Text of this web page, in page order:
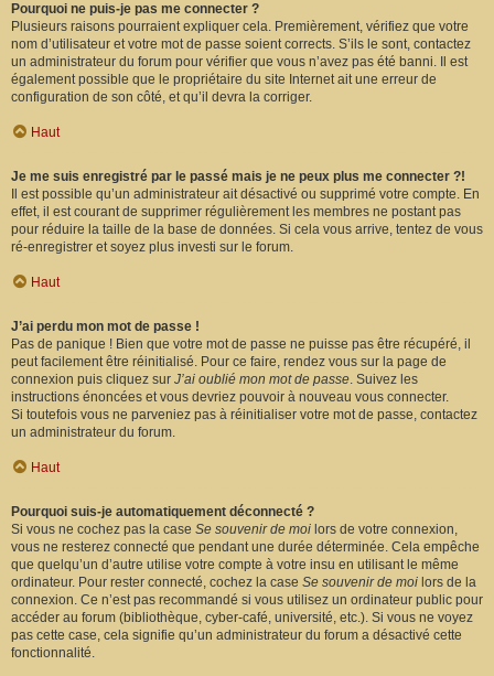
Pourquoi ne puis-je pas me connecter ?
Plusieurs raisons pourraient expliquer cela. Premièrement, vérifiez que votre
nom d’utilisateur et votre mot de passe soient corrects. S’ils le sont, contactez
un administrateur du forum pour vérifier que vous n’avez pas été banni. Il est
également possible que le propriétaire du site Internet ait une erreur de
configuration de son côté, et qu’il devra la corriger.
Haut
Je me suis enregistré par le passé mais je ne peux plus me connecter ?!
Il est possible qu’un administrateur ait désactivé ou supprimé votre compte. En
effet, il est courant de supprimer régulièrement les membres ne postant pas
pour réduire la taille de la base de données. Si cela vous arrive, tentez de vous
ré-enregistrer et soyez plus investi sur le forum.
Haut
J’ai perdu mon mot de passe !
Pas de panique ! Bien que votre mot de passe ne puisse pas être récupéré, il
peut facilement être réinitialisé. Pour ce faire, rendez vous sur la page de
connexion puis cliquez sur J’ai oublié mon mot de passe. Suivez les
instructions énoncées et vous devriez pouvoir à nouveau vous connecter.
Si toutefois vous ne parveniez pas à réinitialiser votre mot de passe, contactez
un administrateur du forum.
Haut
Pourquoi suis-je automatiquement déconnecté ?
Si vous ne cochez pas la case Se souvenir de moi lors de votre connexion,
vous ne resterez connecté que pendant une durée déterminée. Cela empêche
que quelqu’un d’autre utilise votre compte à votre insu en utilisant le même
ordinateur. Pour rester connecté, cochez la case Se souvenir de moi lors de la
connexion. Ce n’est pas recommandé si vous utilisez un ordinateur public pour
accéder au forum (bibliothèque, cyber-café, université, etc.). Si vous ne voyez
pas cette case, cela signifie qu’un administrateur du forum a désactivé cette
fonctionnalité.